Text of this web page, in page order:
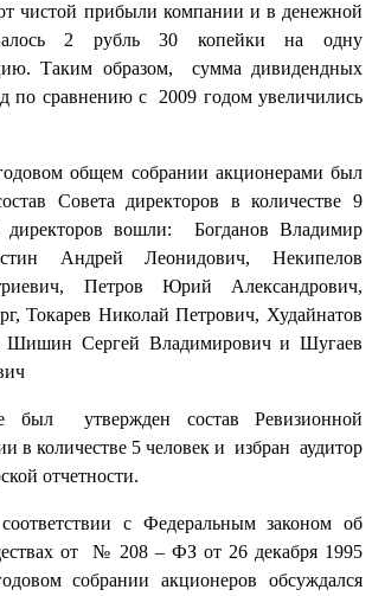
чистой прибыли компании и в денежной
2 рубль 30 копейки на одну
Таким образом, сумма дивидендных
по сравнению с 2009 годом увеличились
общем собрании акционерами был
Совета директоров в количестве 9
директоров вошли: Богданов Владимир
Андрей Леонидович, Некипелов
Петров Юрий Александрович,
Токарев Николай Петрович, Худайнатов
Шишин Сергей Владимирович и Шугаев
был утвержден состав Ревизионной
в количестве 5 человек и избран аудитор
отчетности.
с Федеральным законом об
от № 208 – ФЗ от 26 декабря 1995
собрании акционеров обсуждался